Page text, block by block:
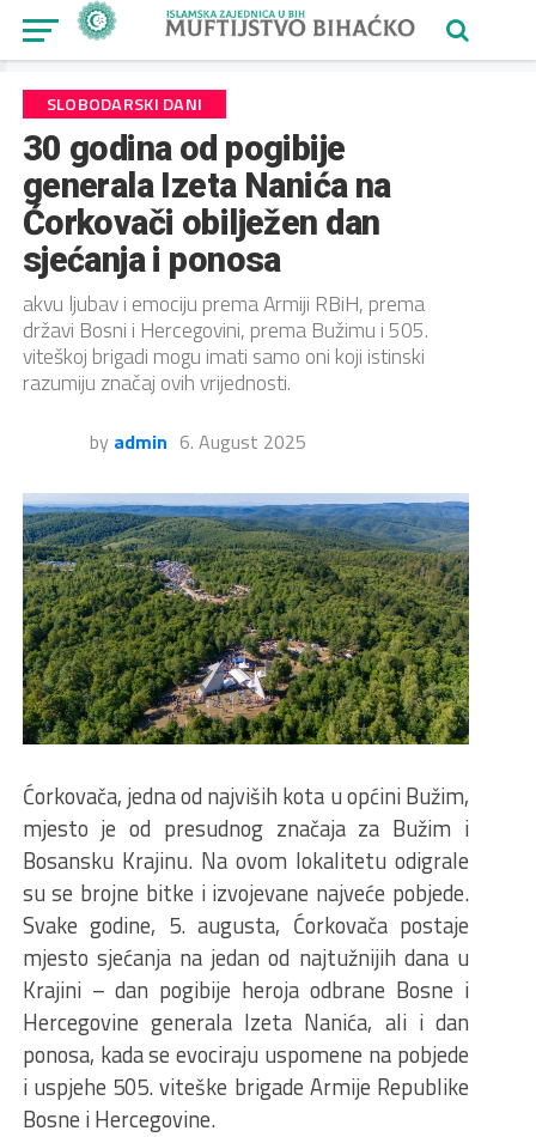
SLOBODARSKI DANI
30 godina od pogibije
generala Izeta Nanića na
Ćorkovači obilježen dan
sjećanja i ponosa
akvu ljubav i emociju prema Armiji RBiH, prema
državi Bosni i Hercegovini, prema Bužimu i 505.
viteškoj brigadi mogu imati samo oni koji istinski
razumiju značaj ovih vrijednosti.
by admin 6. August 2025
Ćorkovača, jedna od najviših kota u općini Bužim,
mjesto je od presudnog značaja za Bužim i
Bosansku Krajinu. Na ovom lokalitetu odigrale
su se brojne bitke i izvojevane najveće pobjede.
Svake godine, 5. augusta, Ćorkovača postaje
mjesto sjećanja na jedan od najtužnijih dana u
Krajini – dan pogibije heroja odbrane Bosne i
Hercegovine generala Izeta Nanića, ali i dan
ponosa, kada se evociraju uspomene na pobjede
i uspjehe 505. viteške brigade Armije Republike
Bosne i Hercegovine.